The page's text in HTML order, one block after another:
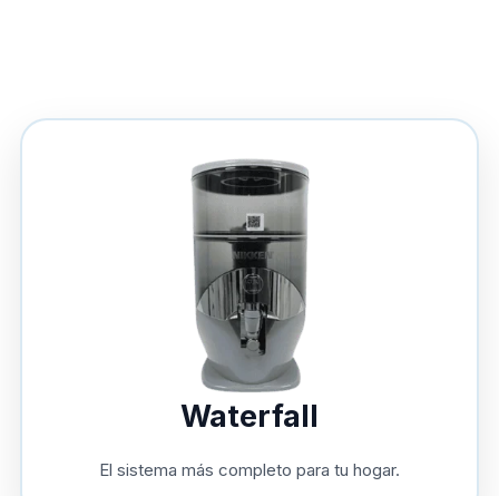
Waterfall
El sistema más completo para tu hogar.